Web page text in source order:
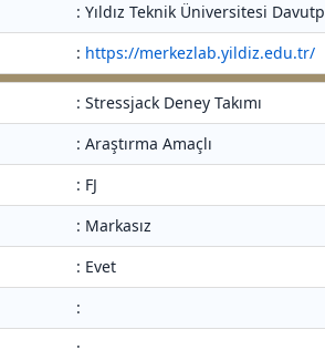
: Yıldız Teknik Üniversitesi
: https://merkezlab.yildiz.edu.tr/
: Stressjack Deney Takımı
: Araştırma Amaçlı
: FJ
: Markasız
: Evet
: